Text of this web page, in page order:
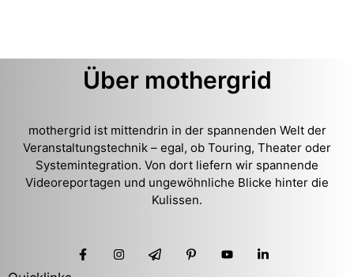
Über mothergrid
mothergrid ist mittendrin in der spannenden Welt der
Veranstaltungstechnik – egal, ob Touring, Theater oder
Systemintegration. Von dort liefern wir spannende
Videoreportagen und ungewöhnliche Blicke hinter die
Kulissen.